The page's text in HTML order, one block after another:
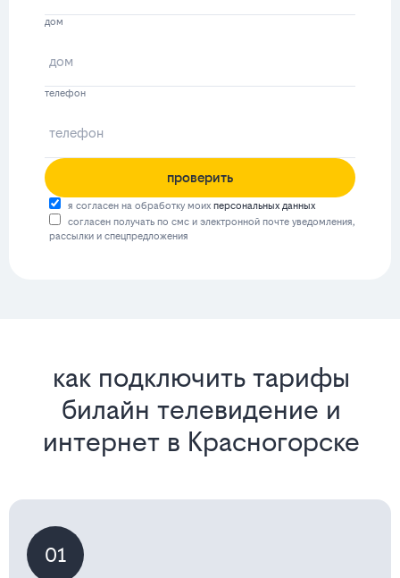
дом
телефон
проверить
я согласен на обработку моих персональных данных
согласен получать по смс и электронной почте уведомления,
рассылки и спецпредложения
как подключить тарифы
билайн телевидение и
интернет в Красногорске
01